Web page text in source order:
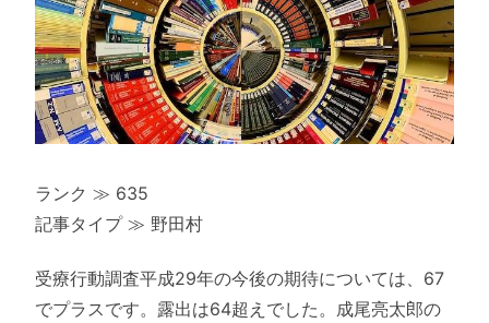
ランク ≫ 635
記事タイプ ≫ 野田村
受療行動調査平成29年の今後の期待については、67
でプラスです。露出は64超えでした。成尾亮太郎の